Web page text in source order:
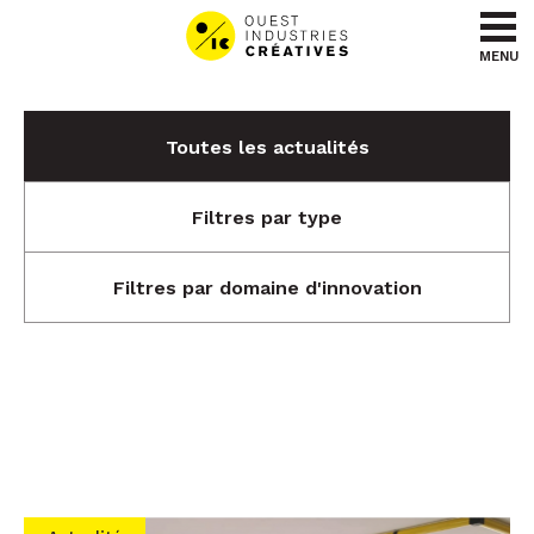
Aller au menu
Aller au contenu
MENU
Toutes les actualités
Filtres par type
Filtres par domaine d'innovation